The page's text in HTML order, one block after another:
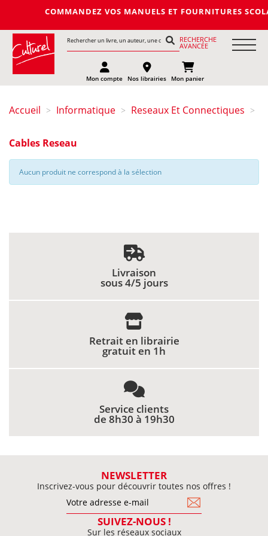
COMMANDEZ VOS MANUELS ET
RECHERCHE
AVANCÉE
Mon compte Nos librairies Mon panier
Accueil > Informatique > Reseaux Et Connectiques >
Cables Reseau
Aucun produit ne correspond à la sélection
Livraison
sous 4/5 jours
Retrait en librairie
gratuit en 1h
Service clients
de 8h30 à 19h30
NEWSLETTER
Inscrivez-vous pour découvrir toutes nos offres !
SUIVEZ-NOUS !
Sur les réseaux sociaux